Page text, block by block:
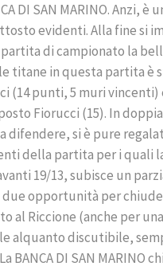
DI SAN MARINO. Anzi,
evidenti. Alla fine si
di campionato la
titane in questa partita è
(14 punti, 5 muri vincenti)
Fiorucci (15). In
difendere, si è pure
della partita per i quali
19/13, subisce un
opportunità per
al Riccione (anche per
alquanto discutibile,
BANCA DI SAN MARINO